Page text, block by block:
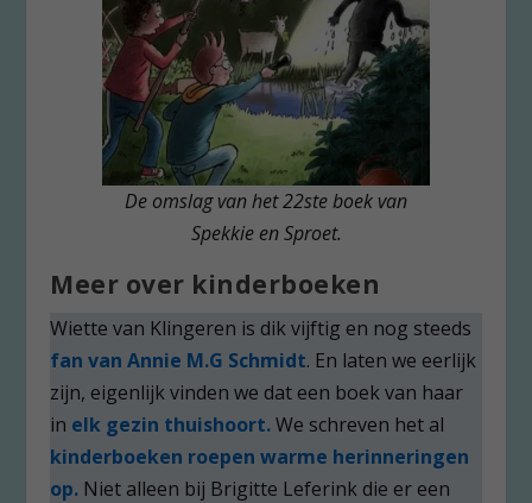
De omslag van het 22ste boek van
Spekkie en Sproet.
Meer over kinderboeken
Wiette van Klingeren is dik vijftig en nog steeds
fan van Annie M.G Schmidt. En laten we eerlijk
zijn, eigenlijk vinden we dat een boek van haar
in elk gezin thuishoort.We schreven het al
kinderboeken roepen warme herinneringen
op. Niet alleen bij Brigitte Leferink die er een